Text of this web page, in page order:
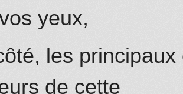
yeux,
les
de cette